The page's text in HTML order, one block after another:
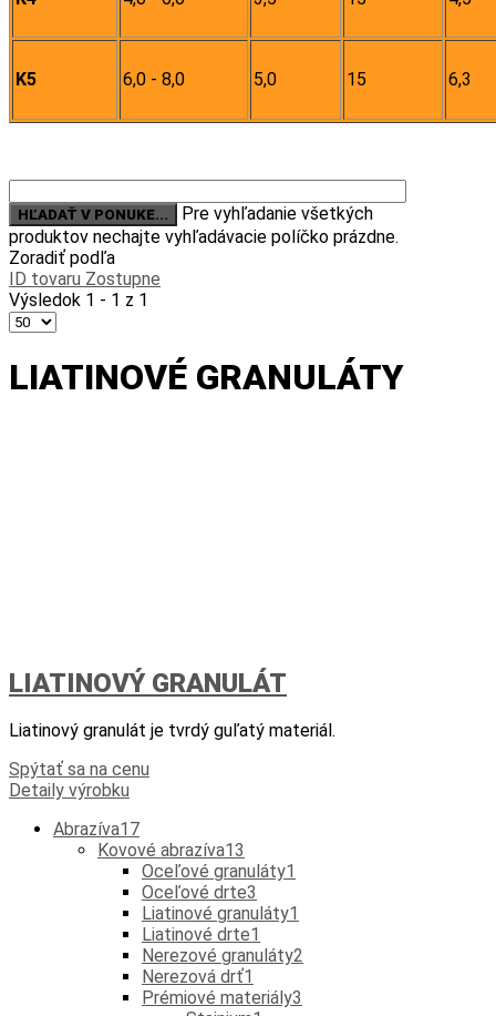
K5 6,0 - 8,0 5,0 15 6,3
Pre vyhľadanie všetkých
produktov nechajte vyhľadávacie políčko prázdne.
Zoradiť podľa
ID tovaru Zostupne
Výsledok 1 - 1 z 1
LIATINOVÉ GRANULÁTY
LIATINOVÝ GRANULÁT
Liatinový granulát je tvrdý guľatý materiál.
Spýtať sa na cenu
Detaily výrobku
Abrazíva17
Kovové abrazíva13
Oceľové granuláty1
Oceľové drte3
Liatinové granuláty1
Liatinové drte1
Nerezové granuláty2
Nerezová drť1
Prémiové materiály3